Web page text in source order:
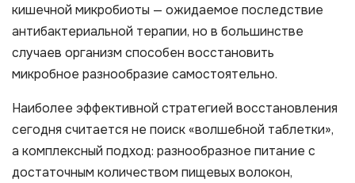
кишечной микробиоты — ожидаемое последствие
антибактериальной терапии, но в большинстве
случаев организм способен восстановить
микробное разнообразие самостоятельно.
Наиболее эффективной стратегией восстановления
сегодня считается не поиск «волшебной таблетки»,
а комплексный подход: разнообразное питание с
достаточным количеством пищевых волокон,